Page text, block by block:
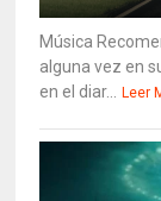
Música
alguna vez en
en el diar...
Leer